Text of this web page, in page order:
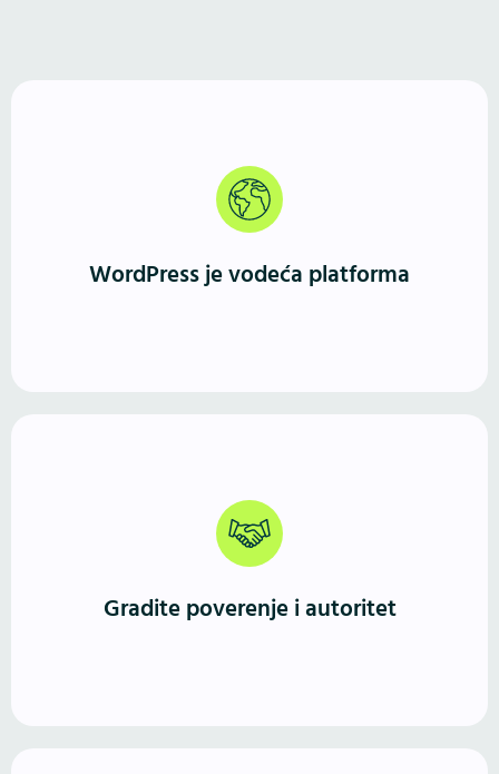
WordPress je vodeća platforma
Više od 40% sajtova pokreće WordPress. Godinama
potvrđeno, fleksibilno i stabilno rešenje — jednako
veće sisteme i WooCommerce prodavnice.
Gradite poverenje i autoritet
Profesionalno izveden WordPress sajt jasno
komunicira ko ste, šta nudite i zašto ste pouzdan
kontaktu ili kupovini.